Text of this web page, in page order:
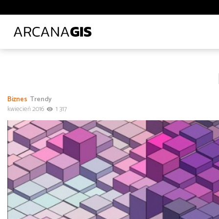
Biblioteki i muzea Ciepłownictwo Energetyka
Leśnictwo
Logistyka
Polecane tematy
od do
Infrastruktura i telekomunikacja
Biznes Trendy
kwiecień 2016
1 317